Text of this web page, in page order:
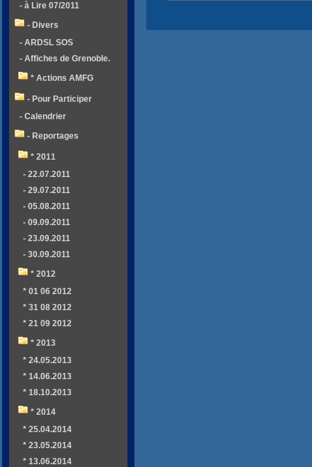
- à Lire 07/2011
- Divers
- ARDSL SOS
- Affiches de Grenoble.
* Actions AMFG
- Pour Participer
- Calendrier
- Reportages
* 2011
- 22.07.2011
- 29.07.2011
- 05.08.2011
- 09.09.2011
- 23.09.2011
- 30.09.2011
* 2012
* 01 06 2012
* 31 08 2012
* 21 09 2012
* 2013
* 24.05.2013
* 14.06.2013
* 18.10.2013
* 2014
* 25.04.2014
* 23.05.2014
* 13.06.2014